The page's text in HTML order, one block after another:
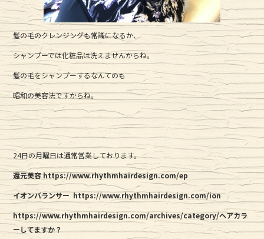
髪の毛のクレンジングも常識になるか、
シャンプーでは化粧品は洗えませんからね。
髪の毛をシャンプーするなんてのも
昭和の美容法ですからね。
24日の月曜日は通常営業しております。
還元美容 https://www.rhythmhairdesign.com/ep
イオンバランサー https://www.rhythmhairdesign.com/ion
https://www.rhythmhairdesign.com/archives/category/ヘアカラ
ーしてますか？